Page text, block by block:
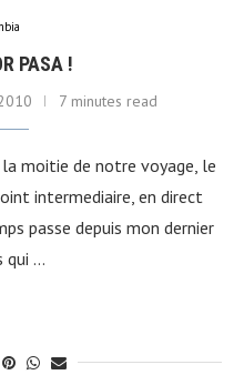
PASA !
7 minutes read
moitie de notre voyage, le
intermediaire, en direct
passe depuis mon dernier
qui …